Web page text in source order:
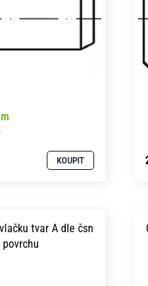
KOUPIT
tvar A dle čsn
22 bez povrchu